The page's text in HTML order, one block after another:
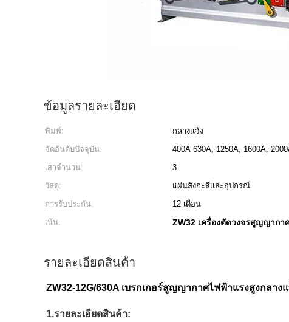
ข้อมูลรายละเอียด
พิมพ์: กลางแจ้ง
จัดอันดับปัจจุบัน:
400A 630A, 1250A, 1600A,
เสาจำนวน:
3
วัสดุ:
แผ่นสังกะสีและอุปกรณ์
การรับประกัน:
12 เดือน
เน้น:
ZW32 เครื่องตัดวงจรสูญญากา
รายละเอียดสินค้า
ZW32-12G/630A เบรกเกอร์สูญญากาศไฟฟ้าแรงสูงกลาง
1.รายละเอียดสินค้า: